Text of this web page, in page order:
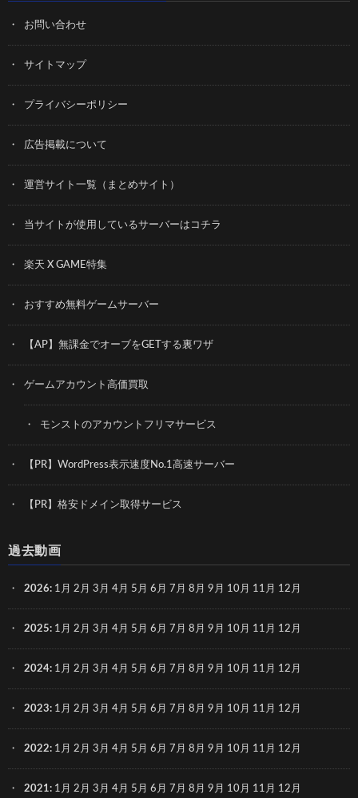
お問い合わせ
サイトマップ
プライバシーポリシー
広告掲載について
運営サイト一覧（まとめサイト）
当サイトが使用しているサーバーはコチラ
楽天 X GAME特集
おすすめ無料ゲームサーバー
【AP】無課金でオーブをGETする裏ワザ
ゲームアカウント高価買取
モンストのアカウントフリマサービス
【PR】WordPress表示速度No.1高速サーバー
【PR】格安ドメイン取得サービス
過去動画
2026: 1月 2月 3月 4月 5月 6月 7月 8月 9月 10月 11月 12月
2025: 1月 2月 3月 4月 5月 6月 7月 8月 9月 10月 11月 12月
2024: 1月 2月 3月 4月 5月 6月 7月 8月 9月 10月 11月 12月
2023: 1月 2月 3月 4月 5月 6月 7月 8月 9月 10月 11月 12月
2022: 1月 2月 3月 4月 5月 6月 7月 8月 9月 10月 11月 12月
2021: 1月 2月 3月 4月 5月 6月 7月 8月 9月 10月 11月 12月